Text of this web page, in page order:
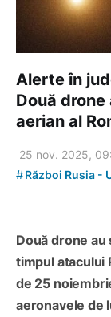
Alerte în
Două
aerian al
25 nov. 2025,
#Război Rusia -
Două drone au
timpul atacului
de 25
aeronavele de